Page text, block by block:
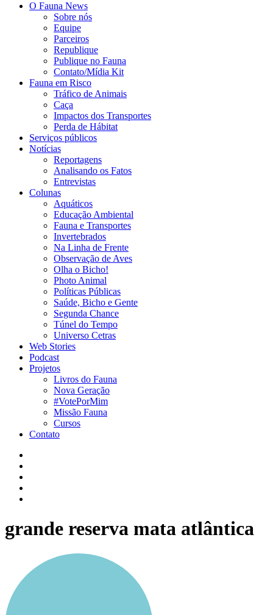
O Fauna News
Sobre nós
Equipe
Parceiros
Republique
Publique no Fauna
Contato/Mídia Kit
Fauna em Risco
Tráfico de Animais
Caça
Impactos dos Transportes
Perda de Hábitat
Serviços públicos
Notícias
Reportagens
Analisando os Fatos
Entrevistas
Colunas
Aquáticos
Educação Ambiental
Fauna e Transportes
Invertebrados
Na Linha de Frente
Observação de Aves
Olha o Bicho!
Photo Animal
Políticas Públicas
Saúde, Bicho e Gente
Segunda Chance
Túnel do Tempo
Universo Cetras
Web Stories
Podcast
Projetos
Livros do Fauna
Nova Geração
#VotePorMim
Missão Fauna
Cursos
Contato
grande reserva mata atlântica